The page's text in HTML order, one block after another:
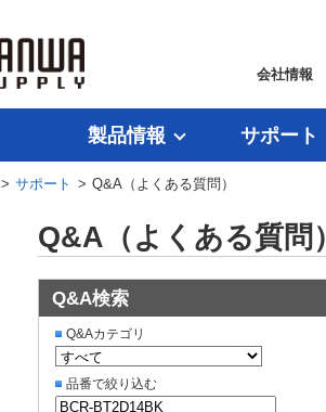
会社情報
製品情報 サポート
>サポート > Q&A（よくある質問）
Q&A（よくある質問）
Q&A検索
Q&Aカテゴリ
品番で絞り込む